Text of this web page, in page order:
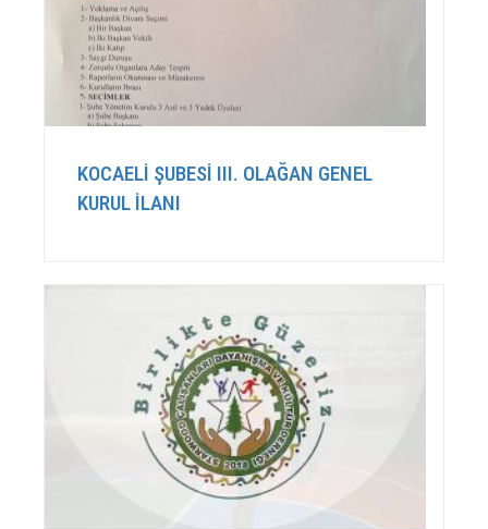
KOCAELİ ŞUBESİ III. OLAĞAN GENEL
KURUL İLANI